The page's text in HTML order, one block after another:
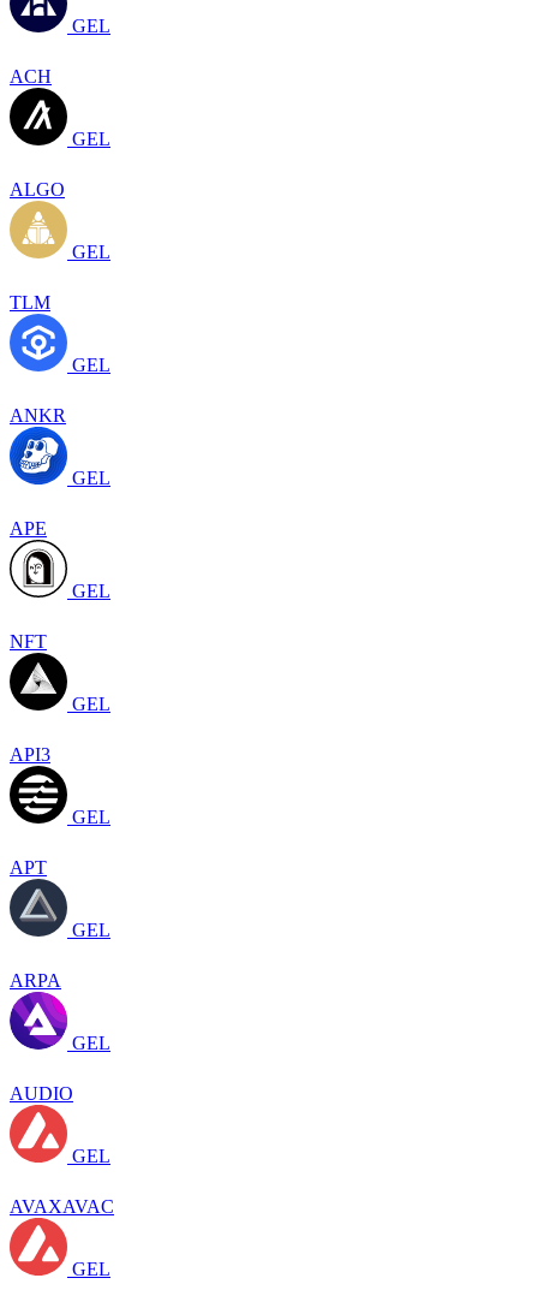
GEL
ACH
GEL
ALGO
GEL
TLM
GEL
ANKR
GEL
APE
GEL
NFT
GEL
API3
GEL
APT
GEL
ARPA
GEL
AUDIO
GEL
AVAXAVAC
GEL